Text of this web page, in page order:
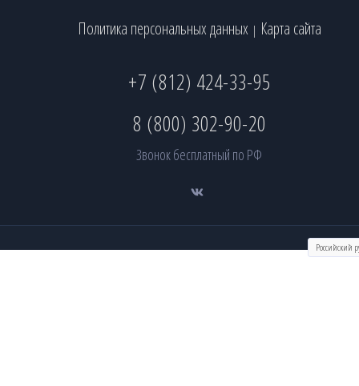
Политика персональных данных | Карта сайта
+7 (812) 424-33-95
8 (800) 302-90-20
Звонок бесплатный по РФ